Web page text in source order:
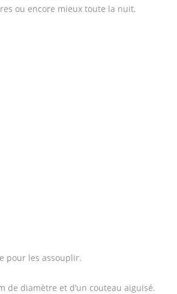
ou encore mieux toute la nuit.
pour les assouplir.
de diamètre et d’un couteau aiguisé.